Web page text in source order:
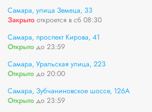
Самара, улица Земеца, 33
Закрыто откроется в сб 08:30
Самара, проспект Кирова, 41
Открыто до 23:59
Самара, Уральская улица, 223
Открыто до 20:00
Самара, Зубчаниновское шоссе, 126А
Открыто до 23:59